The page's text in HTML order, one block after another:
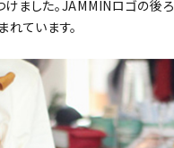
けました。JAMMINロゴの
ています。